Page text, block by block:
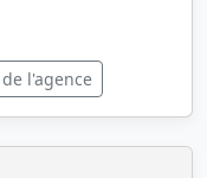
l'agence